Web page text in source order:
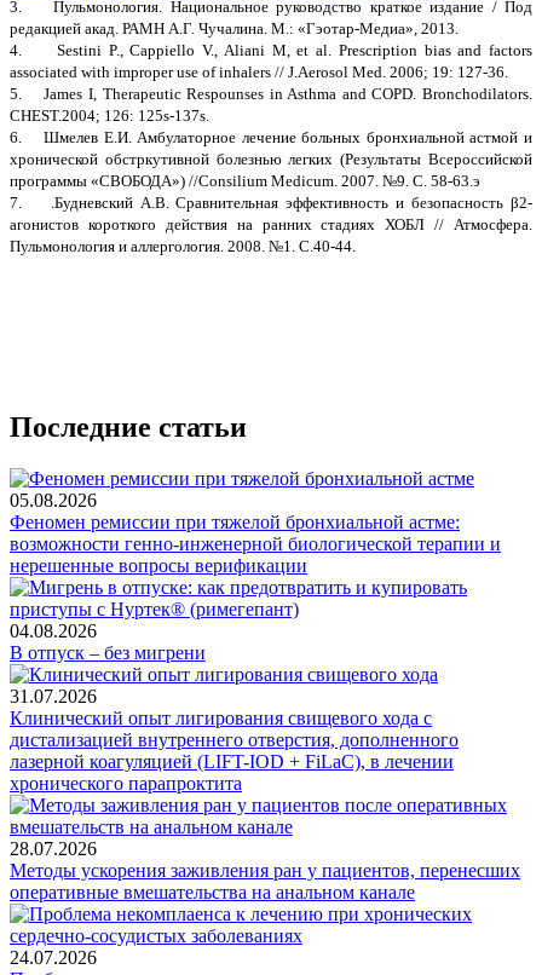
3. Пульмонология. Национальное руководство краткое издание / Под
редакцией акад. РАМН А.Г. Чучалина. М.: «Гэотар-Медиа», 2013.
4. Sestini P., Cappiello V., Aliani M, et al. Prescription bias and factors
associated with improper use of inhalers // J.Aerosol Med. 2006; 19: 127-36.
5. James I, Therapeutic Respounses in Asthma and COPD. Bronchodilators.
CHEST.2004; 126: 125s-137s.
6. Шмелев Е.И. Амбулаторное лечение больных бронхиальной астмой и
хронической обстркутивной болезнью легких (Результаты Всероссийской
программы «СВОБОДА») //Consilium Medicum. 2007. №9. С. 58-63.э
7. .Будневский А.В. Сравнительная эффективность и безопасность β2-
агонистов короткого действия на ранних стадиях ХОБЛ // Атмосфера.
Пульмонология и аллергология. 2008. №1. С.40-44.
Последние статьи
05.08.2026
Феномен ремиссии при тяжелой бронхиальной астме:
возможности генно-инженерной биологической терапии и
нерешенные вопросы верификации
04.08.2026
В отпуск – без мигрени
31.07.2026
Клинический опыт лигирования свищевого хода с
дистализацией внутреннего отверстия, дополненного
лазерной коагуляцией (LIFT-IOD + FiLaC), в лечении
хронического парапроктита
28.07.2026
Методы ускорения заживления ран у пациентов, перенесших
оперативные вмешательства на анальном канале
24.07.2026